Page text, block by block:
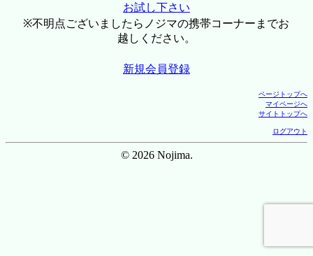
お試し下さい
※不明点ございましたらノジマの携帯コーナーまでお
越しください。
新規会員登録
ページトップへ
マイページへ
サイトトップへ
ログアウト
© 2026 Nojima.